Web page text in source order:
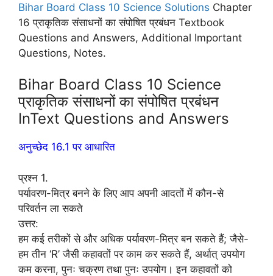
Bihar Board Class 10 Science Solutions Chapter
16 प्राकृतिक संसाधनों का संपोषित प्रबंधन Textbook
Questions and Answers, Additional Important
Questions, Notes.
Bihar Board Class 10 Science
प्राकृतिक संसाधनों का संपोषित प्रबंधन
InText Questions and Answers
अनुच्छेद 16.1 पर आधारित
प्रश्न 1.
पर्यावरण-मित्र बनने के लिए आप अपनी आदतों में कौन-से
परिवर्तन ला सकते
उत्तर:
हम कई तरीकों से और अधिक पर्यावरण-मित्र बन सकते हैं; जैसे-
हम तीन ‘R’ जैसी कहावतों पर काम कर सकते हैं, अर्थात् उपयोग
कम करना, पुनः चक्रण तथा पुनः उपयोग। इन कहावतों को